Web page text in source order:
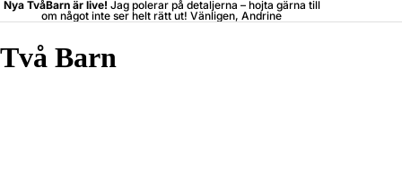
Nya TvåBarn är live! Jag polerar på detaljerna – hojta gärna till
om något inte ser helt rätt ut! Vänligen, Andrine
Två Barn